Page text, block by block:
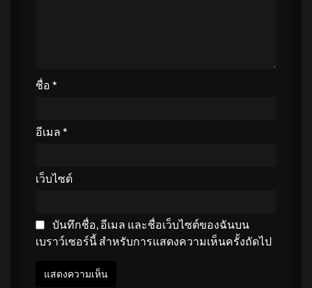
ชื่อ *
อีเมล *
เว็บไซต์
บันทึกชื่อ, อีเมล และชื่อเว็บไซต์ของฉันบน
เบราว์เซอร์นี้ สำหรับการแสดงความเห็นครั้งถัดไป